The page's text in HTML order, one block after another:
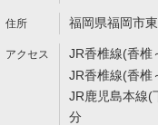
福岡県福岡市
JR香椎線(香椎
JR香椎線(香椎
JR鹿児島本線(
分